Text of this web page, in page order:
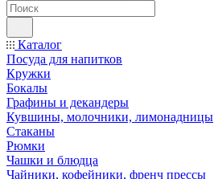
Каталог
Посуда для напитков
Кружки
Бокалы
Графины и декандеры
Кувшины, молочники, лимонадницы
Стаканы
Рюмки
Чашки и блюдца
Чайники, кофейники, френч прессы